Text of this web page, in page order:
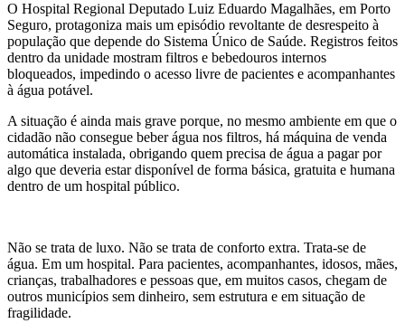
O Hospital Regional Deputado Luiz Eduardo Magalhães, em Porto
Seguro, protagoniza mais um episódio revoltante de desrespeito à
população que depende do Sistema Único de Saúde. Registros feitos
dentro da unidade mostram filtros e bebedouros internos
bloqueados, impedindo o acesso livre de pacientes e acompanhantes
à água potável.
A situação é ainda mais grave porque, no mesmo ambiente em que o
cidadão não consegue beber água nos filtros, há máquina de venda
automática instalada, obrigando quem precisa de água a pagar por
algo que deveria estar disponível de forma básica, gratuita e humana
dentro de um hospital público.
Não se trata de luxo. Não se trata de conforto extra. Trata-se de
água. Em um hospital. Para pacientes, acompanhantes, idosos, mães,
crianças, trabalhadores e pessoas que, em muitos casos, chegam de
outros municípios sem dinheiro, sem estrutura e em situação de
fragilidade.